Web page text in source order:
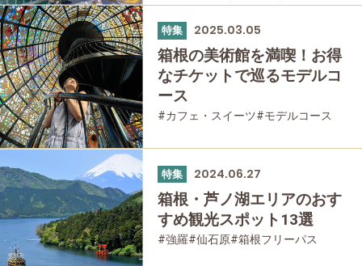
#元箱根#箱根フリーパス#家族で
#友人グループで #グルメ
#母と娘で
特集 2025.03.05
箱根の美術館を満喫！お得
なチケットで巡るモデルコ
ース
#カフェ・スイーツ#モデルコース
#友人グループで#宿泊#乗り物
#公園・自然#母と娘で
特集 2024.06.27
箱根・芦ノ湖エリアのおす
すめ観光スポット13選
#強羅#仙石原#箱根フリーパス